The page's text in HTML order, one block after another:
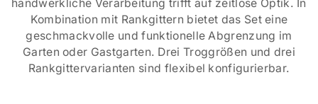
handwerkliche Verarbeitung trifft auf zeitlose Optik. In
Kombination mit Rankgittern bietet das Set eine
geschmackvolle und funktionelle Abgrenzung im
Garten oder Gastgarten. Drei Troggrößen und drei
Rankgittervarianten sind flexibel konfigurierbar.